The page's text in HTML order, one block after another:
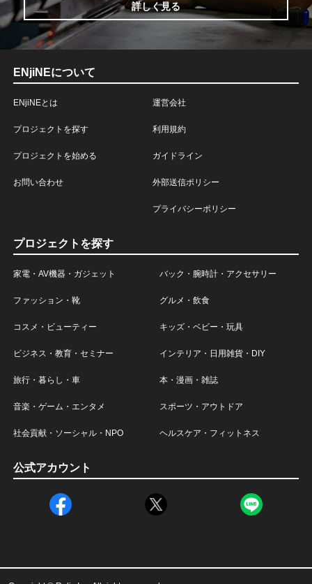
詳しく見る
ENjiNEについて
ENjiNEとは
プロジェクトを探す
プロジェクトを始める
お問い合わせ
運営会社
利用規約
ガイドライン
外部送信ポリシー
プライバシーポリシー
プロジェクトを探す
家電・AV機器・ガジェット バック・腕時計・アクセサリー
ファッション・靴 グルメ・飲食
コスメ・ビューティー キッズ・ベビー・玩具
ビジネス・教育・セミナー インテリア・日用雑貨・DIY
旅行・暮らし・車 本・漫画・雑誌
音楽・ゲーム・エンタメ スポーツ・アウトドア
社会貢献・ソーシャル・NPO ヘルスケア・フィットネス
公式アカウント